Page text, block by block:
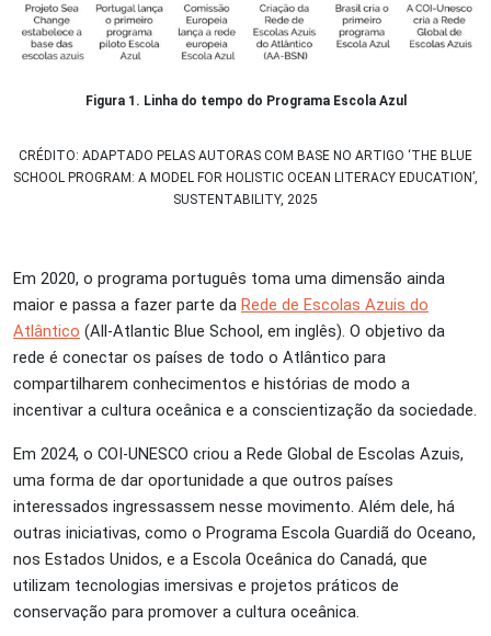
Figura 1. Linha do tempo do Programa Escola Azul
CRÉDITO: ADAPTADO PELAS AUTORAS COM BASE NO ARTIGO ‘THE BLUE
SCHOOL PROGRAM: A MODEL FOR HOLISTIC OCEAN LITERACY EDUCATION’,
SUSTENTABILITY, 2025
Em 2020, o programa português toma uma dimensão ainda
maior e passa a fazer parte da Rede de Escolas Azuis do
Atlântico (All-Atlantic Blue School, em inglês). O objetivo da
rede é conectar os países de todo o Atlântico para
compartilharem conhecimentos e histórias de modo a
incentivar a cultura oceânica e a conscientização da sociedade.
Em 2024, o COI-UNESCO criou a Rede Global de Escolas Azuis,
uma forma de dar oportunidade a que outros países
interessados ​​ingressassem nesse movimento. Além dele, há
outras iniciativas, como o Programa Escola Guardiã do Oceano,
nos Estados Unidos, e a Escola Oceânica do Canadá, que
utilizam tecnologias imersivas e projetos práticos de
conservação para promover a cultura oceânica.